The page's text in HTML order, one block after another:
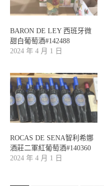
BARON DE LEY 西班牙微
甜白葡萄酒#142488
2024 年 4 月 1 日
ROCAS DE SENA智利希娜
酒莊二軍紅葡萄酒#140360
2024 年 4 月 1 日